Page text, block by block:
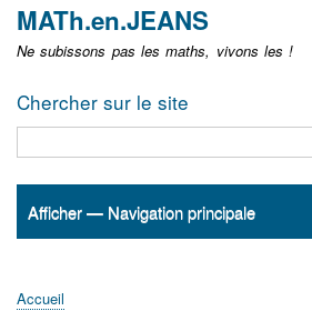
MATh.en.JEANS
Ne subissons pas les maths, vivons les !
Chercher sur le site
Navigation
Afficher — Navigation principale
Accueil
ActualitésMATh.en.JEANS ?
Régions et Ateliers
Créer, gérer un atelier
Sujets/Publications
Congrès
Accueil